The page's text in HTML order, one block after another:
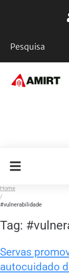
Home
/
#vulnerabilidade
Tag:
Servas
autocuidado